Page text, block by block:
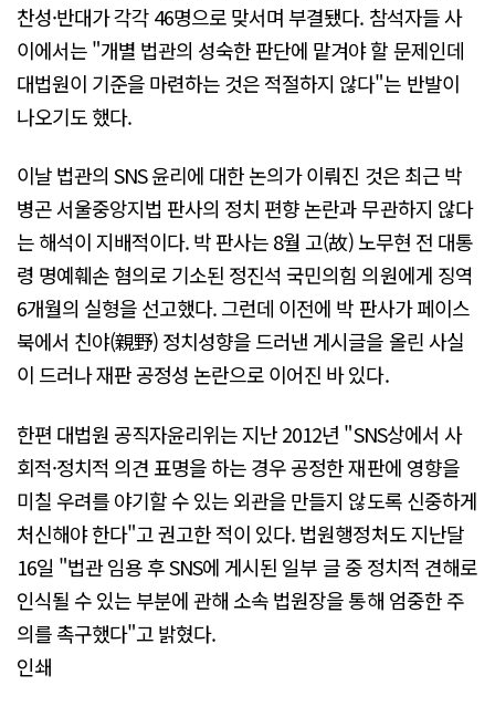
찬성·반대가 각각 46명으로 맞서며 부결됐다. 참석자들 사
이에서는 "개별 법관의 성숙한 판단에 맡겨야 할 문제인데
대법원이 기준을 마련하는 것은 적절하지 않다"는 반발이
나오기도 했다.
이날 법관의 SNS 윤리에 대한 논의가 이뤄진 것은 최근 박
병곤 서울중앙지법 판사의 정치 편향 논란과 무관하지 않다
는 해석이 지배적이다. 박 판사는 8월 고(故) 노무현 전 대통
령 명예훼손 혐의로 기소된 정진석 국민의힘 의원에게 징역
6개월의 실형을 선고했다. 그런데 이전에 박 판사가 페이스
북에서 친야(親野) 정치성향을 드러낸 게시글을 올린 사실
이 드러나 재판 공정성 논란으로 이어진 바 있다.
한편 대법원 공직자윤리위는 지난 2012년 "SNS상에서 사
회적·정치적 의견 표명을 하는 경우 공정한 재판에 영향을
미칠 우려를 야기할 수 있는 외관을 만들지 않도록 신중하게
처신해야 한다"고 권고한 적이 있다. 법원행정처도 지난달
16일 "법관 임용 후 SNS에 게시된 일부 글 중 정치적 견해로
인식될 수 있는 부분에 관해 소속 법원장을 통해 엄중한 주
의를 촉구했다"고 밝혔다.
인쇄